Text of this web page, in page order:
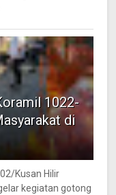
1022-
di
Kusan Hilir
kegiatan gotong